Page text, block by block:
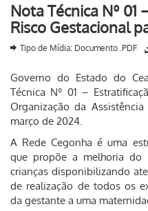
Nota Técnica Nº 01
Risco Gestacional
Tipo de Mídia: Documento .PDF
Governo do Estado do
Técnica Nº 01 –
Organização da
março de 2024.
A Rede Cegonha é uma
que propõe a melhoria do
crianças disponibilizando
de realização de todos os
da gestante a uma